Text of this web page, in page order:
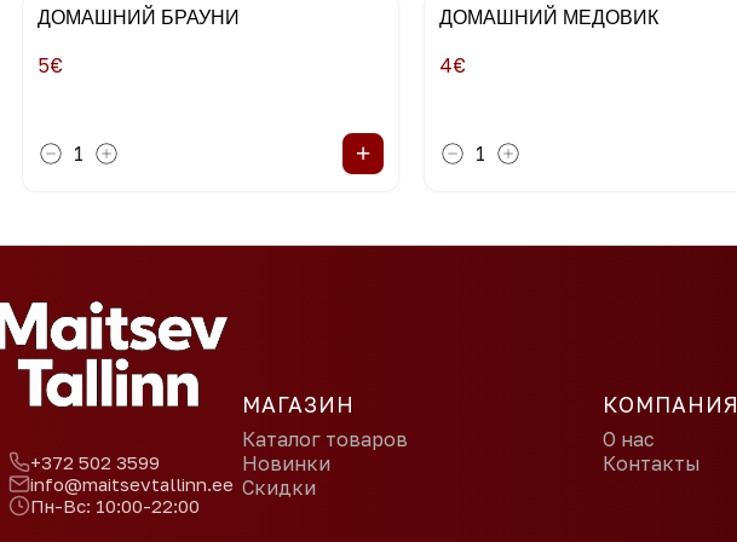
ДОМАШНИЙ БРАУНИ
5€
1 +
ДОМАШНИЙ МЕДОВИК
4€
1
+372 502 3599
info@maitsevtallinn.ee
Пн-Вс: 10:00-22:00
МАГАЗИН
Каталог товаров
Новинки
Скидки
КОМПАНИЯ
О нас
Контакты